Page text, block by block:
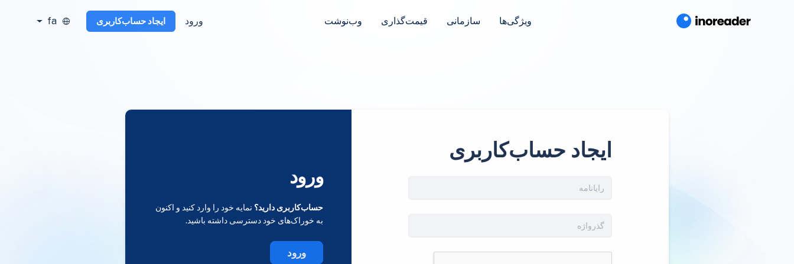
ویژگی‌ها سازمانی قیمت‌گذاری وب‌نوشت ورود ایجاد حساب‌کاربری fa
ایجاد حساب‌کاربری
ورود
حساب‌کاربری دارید؟ نمایه خود را وارد کنید و اکنون
به خوراک‌های خود دسترسی داشته باشید.
ورود